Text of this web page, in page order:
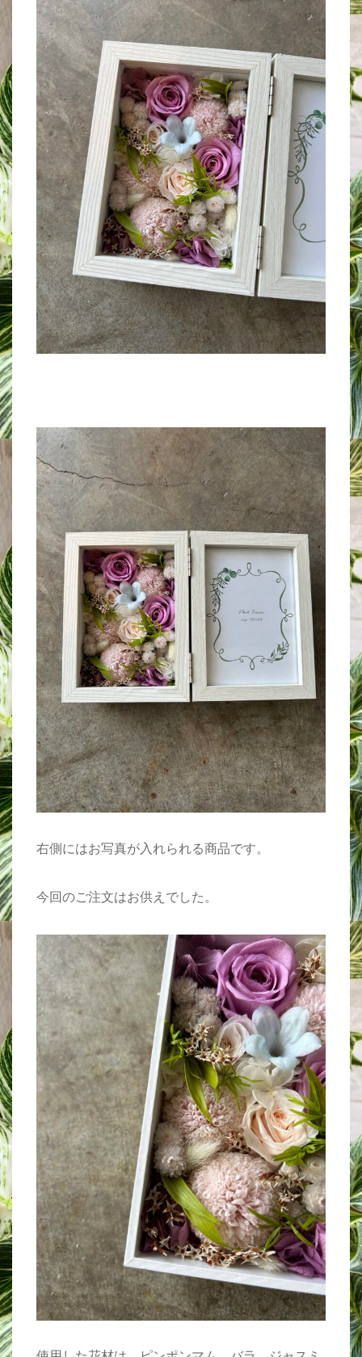
右側にはお写真が入れられる商品です。
今回のご注文はお供えでした。